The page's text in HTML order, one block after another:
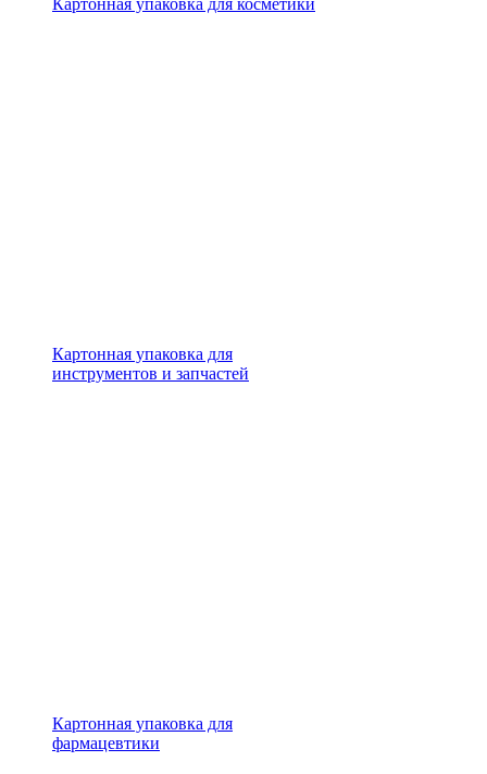
Картонная упаковка для
инструментов и запчастей
Картонная упаковка для
фармацевтики